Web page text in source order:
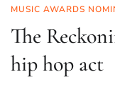
MUSIC AWARDS
The
hip hop act